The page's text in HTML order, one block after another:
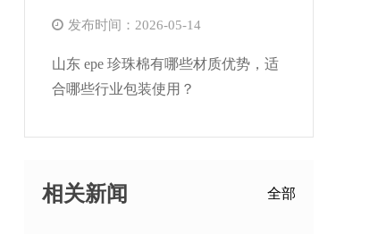
发布时间：2026-05-14
山东 epe 珍珠棉有哪些材质优势，适
合哪些行业包装使用？
相关新闻 全部